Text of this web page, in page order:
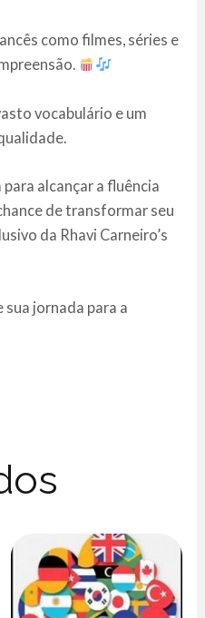
como filmes, séries e
vocabulário e um
alcançar a fluência
de transformar seu
da Rhavi Carneiro’s
sua jornada para a